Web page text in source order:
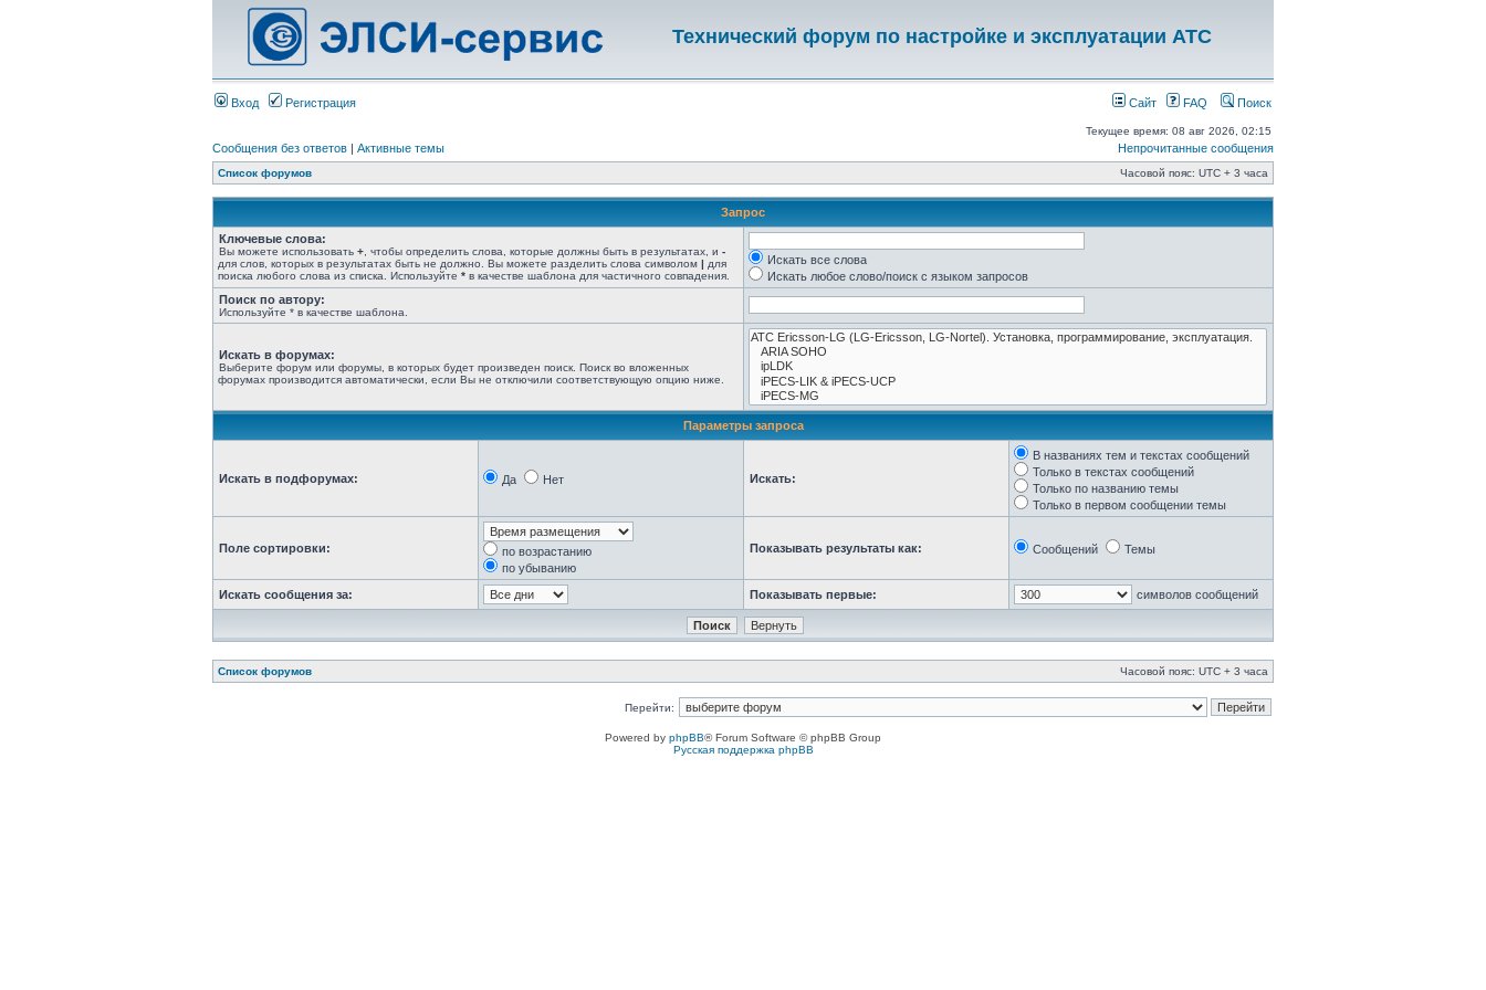
Технический форум по настройке и эксплуатации АТС
Вход Регистрация Сайт FAQ Поиск
Текущее время: 08 авг 2026, 02:15
Сообщения без ответов | Активные темы Непрочитанные сообщения
Список форумов Часовой пояс: UTC + 3 часа
Запрос
Ключевые слова:
Вы можете использовать + , чтобы определить слова, которые должны быть в результатах, и -
для слов, которых в результатах быть не должно. Вы можете разделить слова символом | для
поиска любого слова из списка. Используйте * в качестве шаблона для частичного совпадения.
Искать все слова
Искать любое слово/поиск с языком запросов
Поиск по автору:
Используйте * в качестве шаблона.
Искать в форумах:
Выберите форум или форумы, в которых будет произведен поиск. Поиск во вложенных
форумах производится автоматически, если Вы не отключили соответствующую опцию ниже.
Параметры запроса
Искать в подфорумах: Да Нет Искать:
В названиях тем и текстах сообщений
Только в текстах сообщений
Только по названию темы
Только в первом сообщении темы
Поле сортировки:
по возрастанию
по убыванию
Показывать результаты как: Сообщений Темы
Искать сообщения за: Показывать первые: символов сообщений
Список форумов Часовой пояс: UTC + 3 часа
Перейти:
Powered by phpBB® Forum Software © phpBB Group
Русская поддержка phpBB